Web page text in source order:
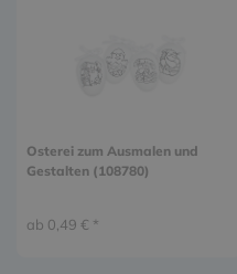
Osterei zum Ausmalen und
Gestalten (108780)
ab 0,49 € *